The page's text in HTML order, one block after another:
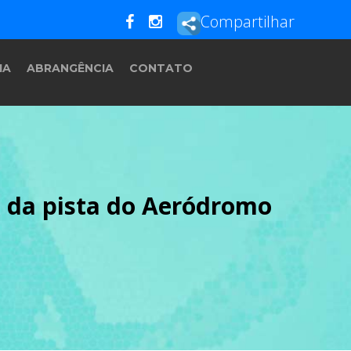
Compartilhar
ABRANGÊNCIA CONTATO
da pista do Aeródromo